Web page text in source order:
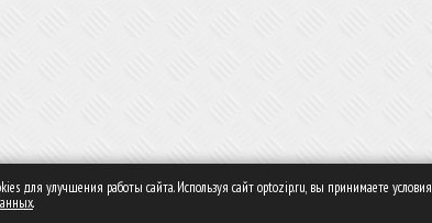
для улучшения работы сайта. Используя сайт optozip.ru, вы принимаете условия
.